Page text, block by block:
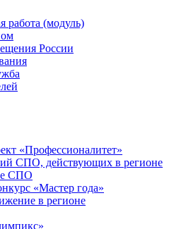
работа (модуль)
России
«Профессионалитет»
СПО, действующих в регионе
СПО
«Мастер года»
в регионе